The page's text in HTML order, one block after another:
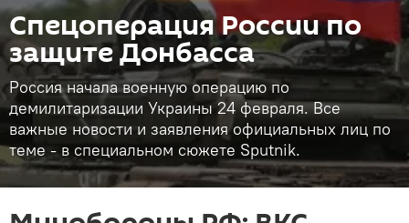
Спецоперация России по
защите Донбасса
Россия начала военную операцию по
демилитаризации Украины 24 февраля. Все
важные новости и заявления официальных лиц по
теме - в специальном сюжете Sputnik.